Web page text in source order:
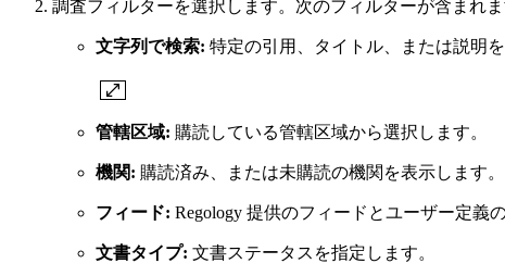
調査フィルターを選択します。次のフィルターが含まれま
文字列で検索: 特定の引用、タイトル、または説明を
管轄区域: 購読している管轄区域から選択します。
機関: 購読済み、または未購読の機関を表示します
フィード: Regology 提供のフィードとユーザー定義
文書タイプ: 文書ステータスを指定します。